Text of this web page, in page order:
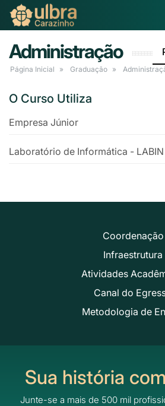
Administração
Página Inicial Graduação
O Curso Utiliza
Empresa Júnior
Laboratório de Informática - LABIN
Coordenação
Infraestrutura
Atividades
Canal do
Metodologia de
Sua história
Junte-se a mais de 500 mil